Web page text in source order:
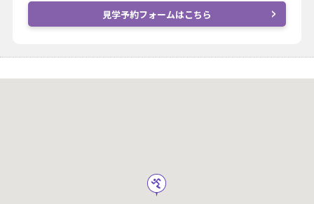
見学予約フォームはこちら